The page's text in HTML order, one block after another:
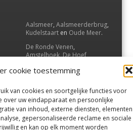
cookie toestemming
van cookies en soortgelijke functies voor
over uw eindapparaat en persoonlijke
van inhoud, externe diensten, elementen
gepersonaliseerde reclame en sociale
en kan op elk moment worden
Aalsmeer, Aalsmeerderbrug,
Kudelstaart en Oude Meer.
De Ronde Venen,
Amstelhoek,De Hoef,
Vrouwenakker,Waverveen
UithoornenDe Kwakel.
Contact